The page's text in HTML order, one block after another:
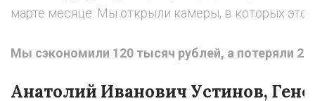
марте месяце. Мы открыли камеры, в которых это
Мы сэкономили 120 тысяч рублей, а потеряли
Анатолий Иванович Устинов,